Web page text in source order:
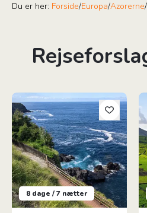
Du er her: Forside/Europa/Azorerne/
8 dage / 7 nætter
Oplev 3 øer på Azorerne